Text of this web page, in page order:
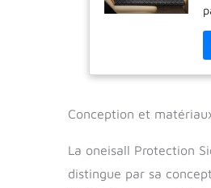
Conception et
La oneisall Protection
distingue par sa